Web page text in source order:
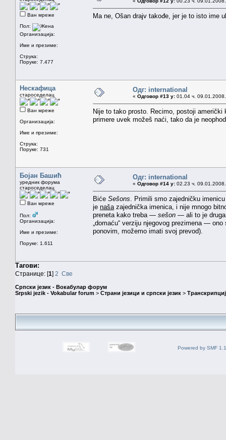
Ван мреже
Пол:
Организација:
Име и презиме:
Струка:
Поруке: 7.477
Ma ne, Ošan drajv takođe, jer je to isto ime
Нескафица
староседелац
Ван мреже
Организација:
Име и презиме:
Струка:
Поруке: 731
Одг: international
« Одговор #13 у: 01.04 ч.
Nije to tako prosto. Recimo, postoji
primere uvek možeš naći, tako da je
Бојан Башић
уредник форума
староседелац
Ван мреже
Пол:
Организација:
Име и презиме:
Поруке: 1.611
Одг: international
« Одговор #14 у: 02.23 ч.
Biće Sešons . Primili smo zajedničku
je naša zajednička imenica, i nije mnogo
preneta kako treba — sešon — ali to je druga
„domaću“ verziju njegovog prezimena —
ponovim, možemo imati svoj prevod).
Тагови:
Странице: [1] 2 Све
Српски језик - Вокабулар форум
Srpski jezik - Vokabular forum > Страни језици и српски језик >
Powered by SMF